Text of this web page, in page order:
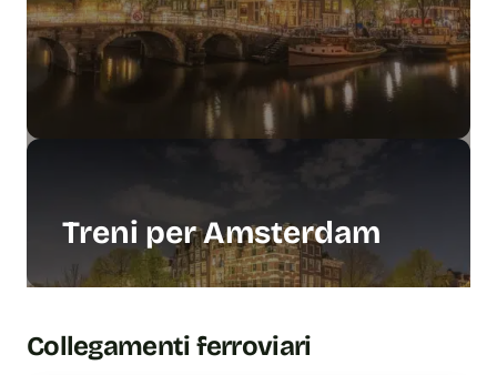
Treni per Amsterdam
Collegamenti ferroviari